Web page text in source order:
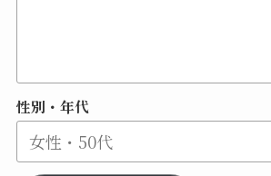
性別・年代